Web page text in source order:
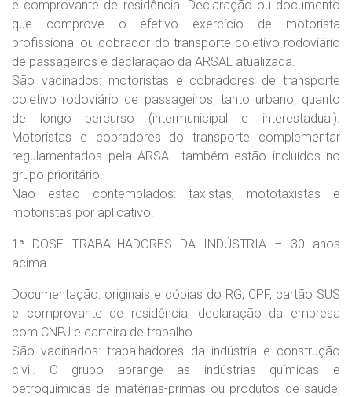
e comprovante de residência. Declaração ou documento
que comprove o efetivo exercício de motorista
profissional ou cobrador do transporte coletivo rodoviário
de passageiros e declaração da ARSAL atualizada.
São vacinados: motoristas e cobradores de transporte
coletivo rodoviário de passageiros, tanto urbano, quanto
de longo percurso (intermunicipal e interestadual).
Motoristas e cobradores do transporte complementar
regulamentados pela ARSAL também estão incluídos no
grupo prioritário.
Não estão contemplados: taxistas, mototaxistas e
motoristas por aplicativo.
1ª DOSE TRABALHADORES DA INDÚSTRIA – 30 anos
acima
Documentação: originais e cópias do RG, CPF, cartão SUS
e comprovante de residência, declaração da empresa
com CNPJ e carteira de trabalho.
São vacinados: trabalhadores da indústria e construção
civil. O grupo abrange as indústrias químicas e
petroquímicas de matérias-primas ou produtos de saúde,